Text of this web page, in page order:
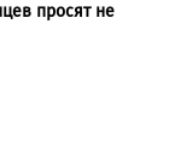
просят не